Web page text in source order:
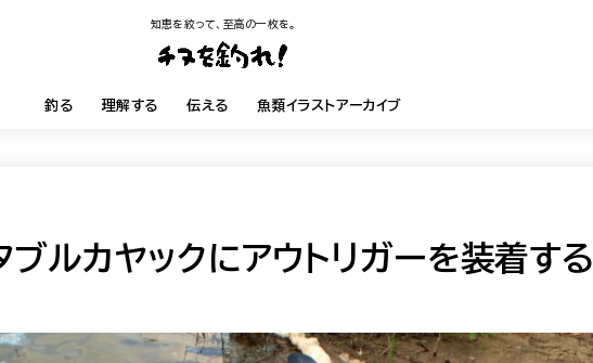
知恵を絞って、至高の一枚を。
釣る 理解する 伝える 魚類イラストアーカイブ
ブルカヤックにアウトリガーを装着する